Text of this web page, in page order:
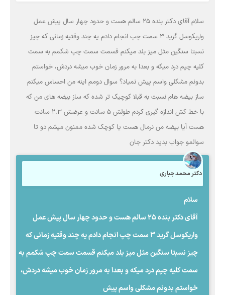
سلام آقای دکتر بنده ۲۵ سالم هست و حدود چهار سال پیش عمل
واریکوسل گرید ۳ سمت چپ انجام دادم یه چند وقتیه زمانی که چیز
نسبتا سنگین مثل میز بلد میکنم قسمت سمت چپ شکمم به سمت
کلیه چپم درد میکه و بعدا به مرور زمان خوب میشه دردش، خواستم
بدونم مشکلی واسم پیش نمیاد؟ سوال دومم اینه من احساس میکنم
ساز بیضه هام نسبت به قبلا کوچیک تر شده که ساز بیضه های من که
با خط کش اندازه گیری کردم طولش ۵ سانت و عرضش ۲.۳ سانت
هست آیا بیضه من نرمال هست یا کوچک شده ممنون میشم دو تا
سوالمو جواب بدید دکتر جان
دکتر محمد جباری
سلام
آقای دکتر بنده ۲۵ سالم هست و حدود چهار سال پیش عمل
واریکوسل گرید ۳ سمت چپ انجام دادم یه چند وقتیه زمانی که
چیز نسبتا سنگین مثل میز بلد میکنم قسمت سمت چپ شکمم به
سمت کلیه چپم درد میکه و بعدا به مرور زمان خوب میشه دردش،
خواستم بدونم مشکلی واسم پیش